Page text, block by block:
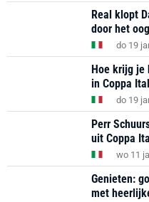
Real klopt
door het
do 19
Hoe krijg je
in Coppa
do 19
Perr
uit Coppa
wo 11
Genieten:
met